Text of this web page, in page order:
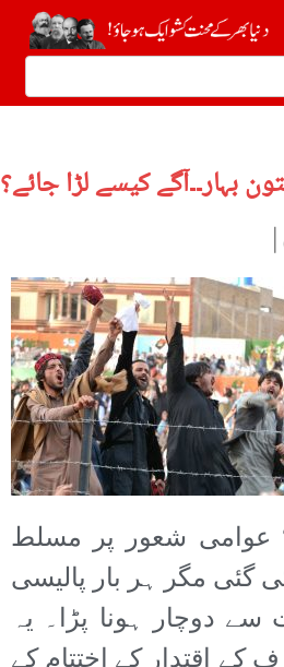
بہار۔۔آگے کیسے لڑا جائے؟
‘ عوامی شعور پر مسلط
مگر ہر بار پالیسی
دوچار ہونا پڑا۔ یہ